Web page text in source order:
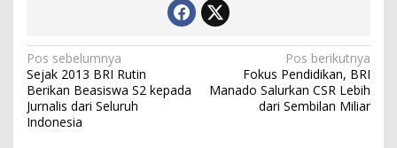
N
a
v
Pos sebelumnya
Sejak 2013 BRI Rutin
Berikan Beasiswa S2 kepada
Jurnalis dari Seluruh
Indonesia
Pos berikutnya
Fokus Pendidikan, BRI
Manado Salurkan CSR Lebih
dari Sembilan Miliar